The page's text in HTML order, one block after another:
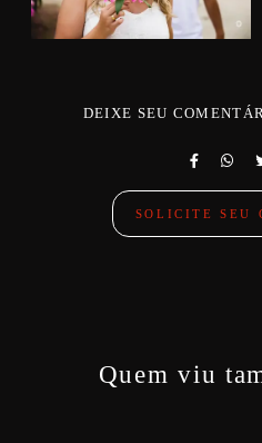
DEIXE SEU
SOLICITE SEU
Quem viu